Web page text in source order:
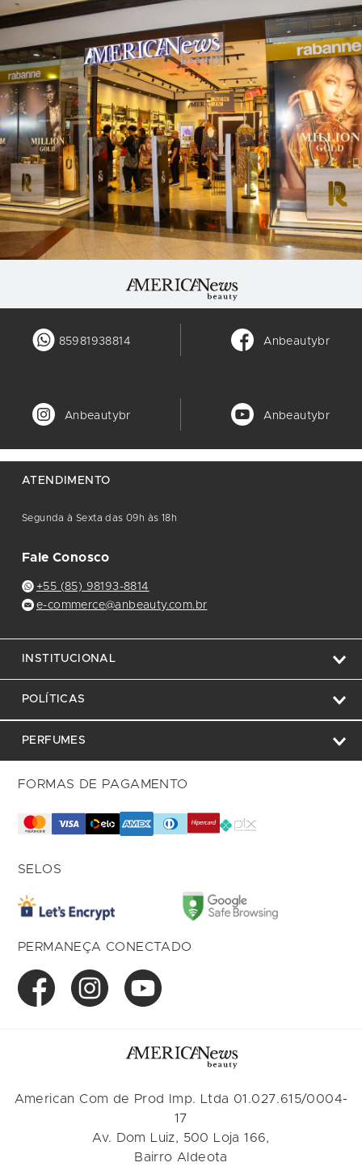
85981938814 Anbeautybr
Anbeautybr Anbeautybr
ATENDIMENTO
Segunda à Sexta das 09h às 18h
Fale Conosco
+55 (85) 98193-8814
e-commerce@anbeauty.com.br
INSTITUCIONAL
POLÍTICAS
PERFUMES
FORMAS DE PAGAMENTO
SELOS
PERMANEÇA CONECTADO
American Com de Prod Imp. Ltda 01.027.615/0004-
17
Av. Dom Luiz, 500 Loja 166,
Bairro Aldeota